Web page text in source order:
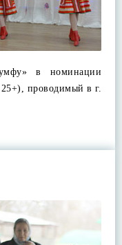
в номинации
25+), проводимый в г.